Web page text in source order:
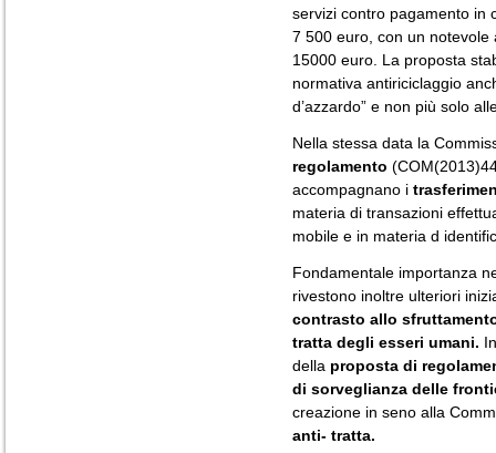
servizi contro pagamento in
7 500 euro, con un notevole
15000 euro. La proposta
normativa antiriciclaggio
d’azzardo” e non più solo
Nella stessa data la
regolamento
accompagnano i
materia di transazioni
mobile e in materia d
Fondamentale importanza
rivestono inoltre ulteriori
contrasto allo
tratta degli esseri umani.
della proposta di
di sorveglianza delle
creazione in seno alla
anti- tratta.